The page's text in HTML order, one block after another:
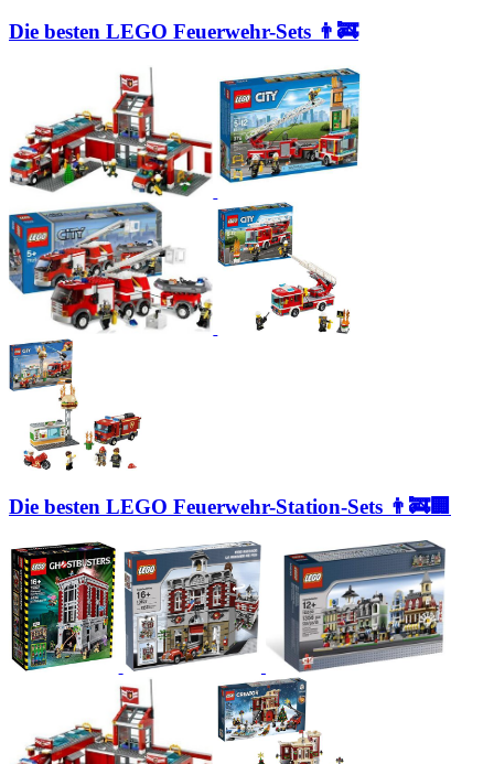
Die besten LEGO Feuerwehr-Sets 👨‍🚒
Die besten LEGO Feuerwehr-Station-Sets 👨‍🚒🏢